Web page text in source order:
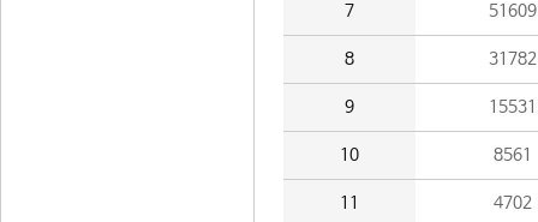
7 51609
8 31782
9 15531
10 8561
11 4702